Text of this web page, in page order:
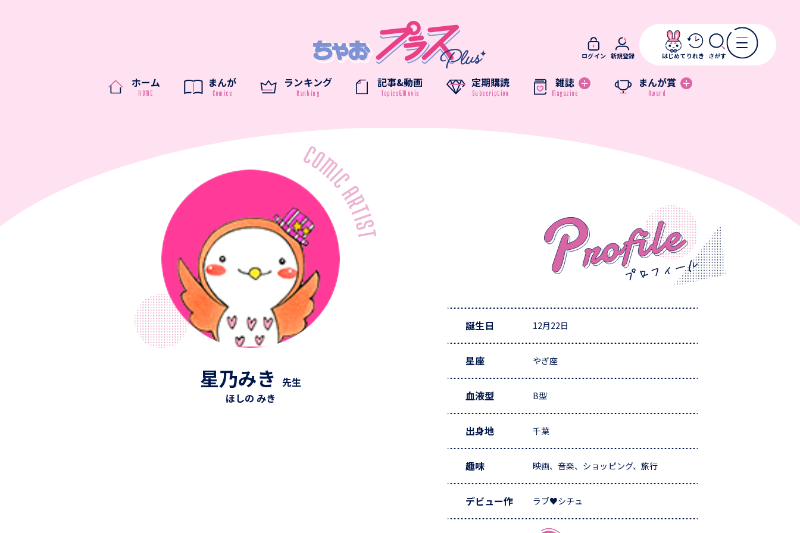
ホーム まんが ランキング 記事&動画 定期購読 雑誌 まんが賞
ログイン 新規登録 はじめて りれき さがす
星乃みき 先生
ほしの みき
誕生日 12月22日
星座 やぎ座
血液型 B型
出身地 千葉
趣味 映画、音楽、ショッピング、旅行
デビュー作 ラブ♥シチュ